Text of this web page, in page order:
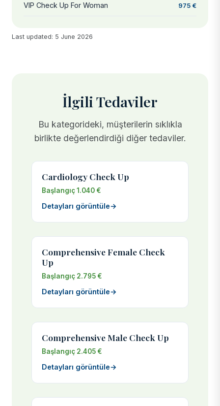
VIP Check Up For Woman 975 €
Last updated: 5 June 2026
İlgili Tedaviler
Bu kategorideki, müşterilerin sıklıkla
birlikte değerlendirdiği diğer tedaviler.
Cardiology Check Up
Başlangıç 1.040 €
Detayları görüntüle→
Comprehensive Female Check
Up
Başlangıç 2.795 €
Detayları görüntüle→
Comprehensive Male Check Up
Başlangıç 2.405 €
Detayları görüntüle→